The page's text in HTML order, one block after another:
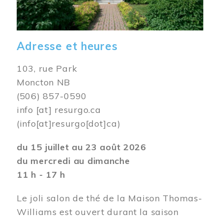
Adresse et heures
103, rue Park
Moncton NB
(506) 857-0590
info [at] resurgo.ca
(info[at]resurgo[dot]ca)
du 15 juillet au 23 août 2026
du mercredi au dimanche
11 h - 17 h
Le joli salon de thé de la Maison Thomas-
Williams est ouvert durant la saison